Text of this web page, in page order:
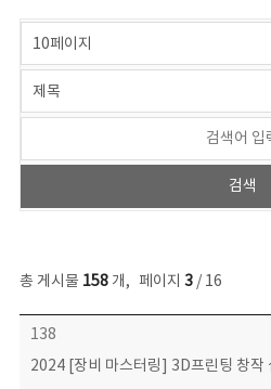
총 게시물 158개, 페이지 3/ 16
콘텐츠이슈 목록 - 번호, 제목, 작성자, 파일, 조회수, 작성일 정보 제공
138
2024 [장비 마스터링] 3D프린팅 창작